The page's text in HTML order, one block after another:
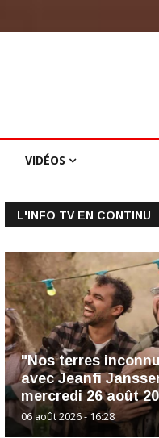
VIDÉOS
L'INFO TV EN CONTINU
"Nos terres
avec Jeanfi
mercredi 26 août
06 août 2026 - 16:28